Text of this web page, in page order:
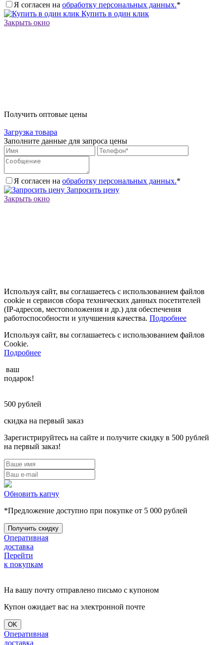
Я согласен на обработку персональных данных.*
Купить в один клик
Закрыть окно
Получить оптовые цены
Загрузка товара
Заполните данные для запроса цены
Я согласен на обработку персональных данных.*
Запросить цену
Закрыть окно
Используя сайт, вы соглашаетесь с использованием файлов
cookie и сервисов сбора технических данных посетителей
(IP‑адресов, местоположения и др.) для обеспечения
работоспособности и улучшения качества. Подробнее
Используя сайт, вы соглашаетесь с использованием файлов
Cookie.
Подробнее
ваш
подарок!
500 рублей
скидка на первый заказ
Зарегистрируйтесь на сайте и получите скидку в 500 рублей
на первый заказ!
Обновить капчу
*Предложение доступно при покупке от 5 000 рублей
Оперативная
доставка
Перейти
к покупкам
На вашу почту отправлено письмо с купоном
Купон ожидает вас на электронной почте
OK
Оперативная
доставка